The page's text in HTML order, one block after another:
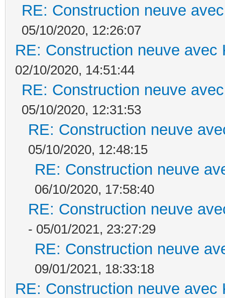
RE: Construction neuve
05/10/2020, 12:26:07
RE: Construction neuve avec
02/10/2020, 14:51:44
RE: Construction neuve
05/10/2020, 12:31:53
RE: Construction neuve
05/10/2020, 12:48:15
RE: Construction neuve
06/10/2020, 17:58:40
RE: Construction neuve
- 05/01/2021, 23:27:29
RE: Construction neuve
09/01/2021, 18:33:18
RE: Construction neuve avec